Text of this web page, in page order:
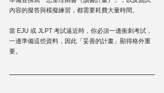
內容的擬答與模擬練習，都需要耗費大量時間。
當 EJU 或 JLPT 考試逼近時，你必須一邊衝刺考試，
一邊準備這些資料，因此「妥善的計畫」顯得格外重
要。